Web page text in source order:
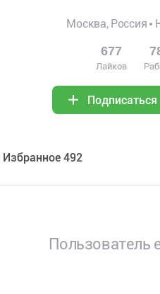
Москва, Россия
677
Лайков
Подписаться
Избранное 492
Пользователь